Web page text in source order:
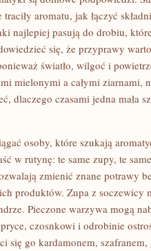
aromatu, jak łączyć
najlepiej pasują do drobiu,
się, że przyprawy
światło, wilgoć i
mielonymi a całymi ziarnami,
dlaczego czasami jedna mała
osoby, które szukają
w rutynę: te same zupy, te
zmienić znane potrawy
produktów. Zupa z soczewicy
Pieczone warzywa mogą
czosnkowi i odrobinie
się go kardamonem,